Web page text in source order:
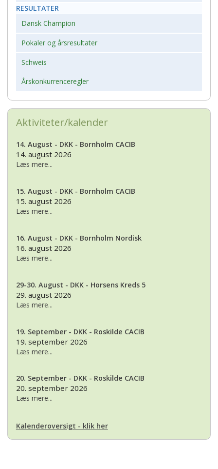
RESULTATER
Dansk Champion
Pokaler og årsresultater
Schweis
Årskonkurrenceregler
Aktiviteter/kalender
14. August - DKK - Bornholm CACIB
14. august 2026
Læs mere...
15. August - DKK - Bornholm CACIB
15. august 2026
Læs mere...
16. August - DKK - Bornholm Nordisk
16. august 2026
Læs mere...
29-30. August - DKK - Horsens Kreds 5
29. august 2026
Læs mere...
19. September - DKK - Roskilde CACIB
19. september 2026
Læs mere...
20. September - DKK - Roskilde CACIB
20. september 2026
Læs mere...
Kalenderoversigt - klik her